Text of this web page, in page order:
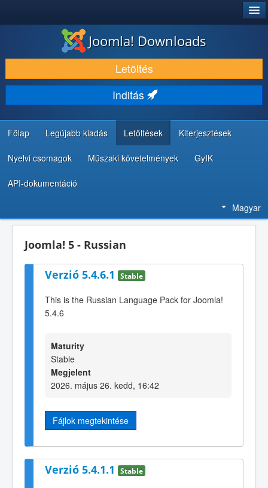
LETÖLTÉS ÉS KITERJESZTÉS
FEDEZZE FEL ÉS TANULJA MEG
KÖZÖSSÉG ÉS TÁMOGATÁS
FEJLESZTŐI ERŐFORRÁSOK
Joomla! Downloads
Letöltés
Inditás
Főlap Legújabb kiadás Letöltések Kiterjesztések
Nyelvi csomagok Műszaki követelmények GyIK
API-dokumentáció
Magyar
Joomla! 5 - Russian
Verzió 5.4.6.1 Stable
This is the Russian Language Pack for Joomla!
5.4.6
Maturity
Stable
Megjelent
2026. május 26. kedd, 16:42
Fájlok megtekintése
Verzió 5.4.1.1 Stable